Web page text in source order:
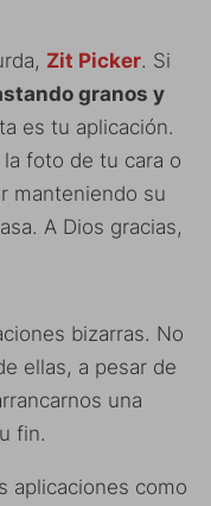
Zit Picker. Si
granos y
es tu aplicación.
foto de tu cara o
manteniendo su
A Dios gracias,
bizarras. No
ellas, a pesar de
una
fin.
aplicaciones como